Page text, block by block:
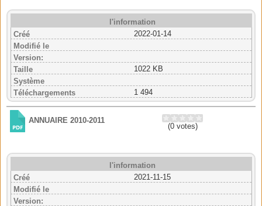
l'information
Créé
2022-01-14
Modifié le
Version:
Taille
1022 KB
Système
Téléchargements
1 494
ANNUAIRE 2010-2011
(0 votes)
l'information
Créé
2021-11-15
Modifié le
Version: